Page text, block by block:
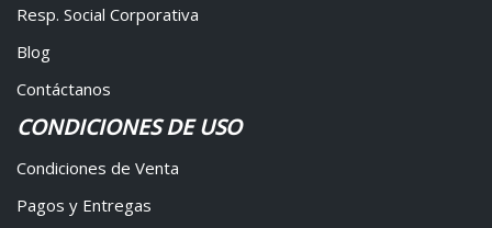
Resp. Social Corporativa
Blog
Contáctanos
CONDICIONES DE USO
Condiciones de Venta
Pagos y Entregas